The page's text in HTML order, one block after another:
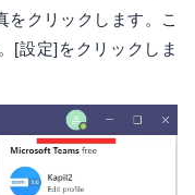
をクリックします。こ
[設定]をクリックしま